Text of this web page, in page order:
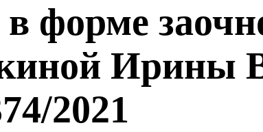
форме
Ирины
2021